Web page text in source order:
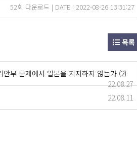
52회 다운로드 | DATE : 2022-08-26 13:31:27
목록
부 문제에서 일본을 지지하지 않는가 (2)
22.08.27
22.08.11